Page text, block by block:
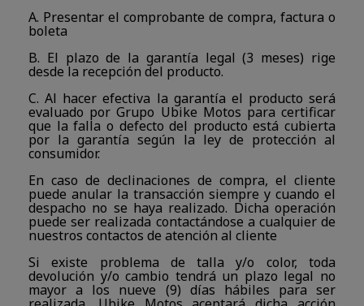
A. Presentar el comprobante de compra, factura o
boleta
B. El plazo de la garantía legal (3 meses) rige
desde la recepción del producto.
C. Al hacer efectiva la garantía el producto será
evaluado por Grupo Ubike Motos para certificar
que la falla o defecto del producto está cubierta
por la garantía según la ley de protección al
consumidor.
En caso de declinaciones de compra, el cliente
puede anular la transacción siempre y cuando el
despacho no se haya realizado. Dicha operación
puede ser realizada contactándose a cualquier de
nuestros contactos de atención al cliente
Si existe problema de talla y/o color, toda
devolución y/o cambio tendrá un plazo legal no
mayor a los nueve (9) días hábiles para ser